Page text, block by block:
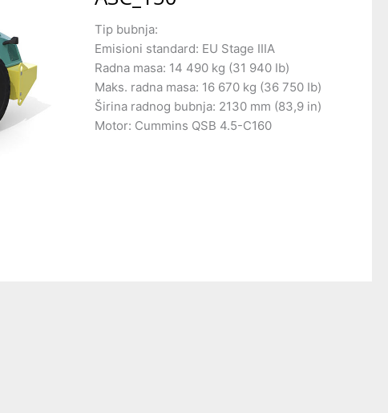
Tip bubnja:
Emisioni standard: EU Stage IIIA
Radna masa: 14 490 kg (31 940 Ib)
Maks. radna masa: 16 670 kg (36 750 Ib)
Širina radnog bubnja: 2130 mm (83,9 in)
Motor: Cummins QSB 4.5-C160